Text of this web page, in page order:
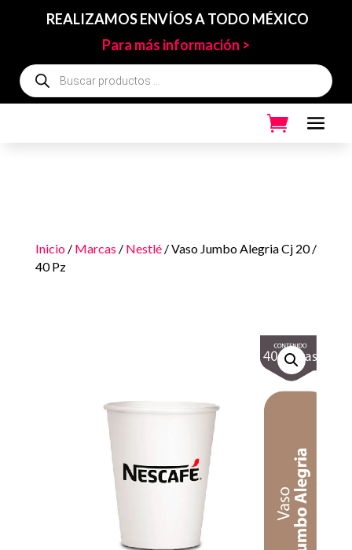
REALIZAMOS ENVÍOS A TODO MÉXICO
Para más información >
Búsqueda
de
productos
Inicio/ Marcas / Nestlé/ Vaso Jumbo Alegria Cj 20 /
40 Pz